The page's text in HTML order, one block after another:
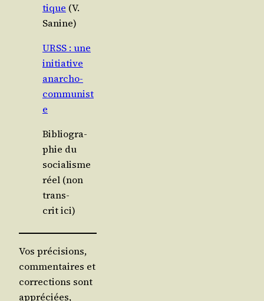
tique (V.
Sanine)
URSS : une
ini­tia­tive
anarcho-
communist
e
Biblio­gra­
phie du
socia­lisme
réel (non
trans­
crit ici)
Vos précisions,
commentaires et
corrections sont
appréciées,